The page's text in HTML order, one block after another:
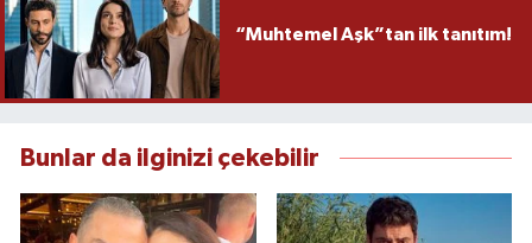
“Muhtemel Aşk”tan ilk tanıtım!
Bunlar da ilginizi çekebilir